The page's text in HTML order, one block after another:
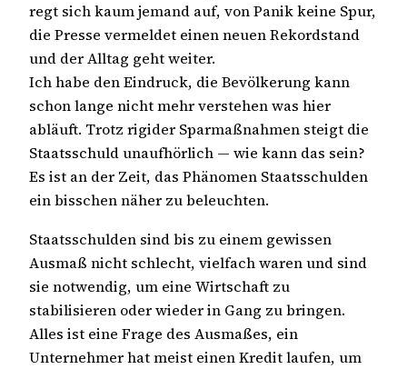
regt sich kaum jemand auf, von Panik keine Spur,
die Presse vermeldet einen neuen Rekordstand
und der Alltag geht weiter.
Ich habe den Eindruck, die Bevölkerung kann
schon lange nicht mehr verstehen was hier
abläuft. Trotz rigider Sparmaßnahmen steigt die
Staatsschuld unaufhörlich — wie kann das sein?
Es ist an der Zeit, das Phänomen Staatsschulden
ein bisschen näher zu beleuchten.
Staatsschulden sind bis zu einem gewissen
Ausmaß nicht schlecht, vielfach waren und sind
sie notwendig, um eine Wirtschaft zu
stabilisieren oder wieder in Gang zu bringen.
Alles ist eine Frage des Ausmaßes, ein
Unternehmer hat meist einen Kredit laufen, um